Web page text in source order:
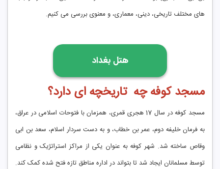
های مختلف تاریخی، دینی، معماری، و معنوی بررسی می کنیم.
هتل بغداد
مسجد کوفه چه تاریخچه ای دارد؟
مسجد کوفه در سال 17 هجری قمری، همزمان با فتوحات اسلامی در عراق،
به فرمان خلیفه دوم، عمر بن خطاب، و به دست سردار اسلام، سعد بن ابی
وقاص ساخته شد. شهر کوفه به عنوان یکی از مراکز استراتژیک و نظامی
توسط مسلمانان ایجاد شد تا بتواند در اداره مناطق تازه فتح شده کمک کند.